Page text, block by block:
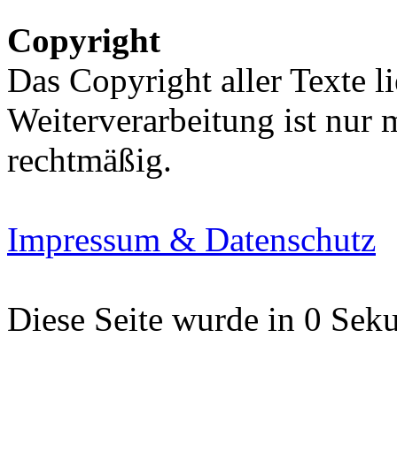
Copyright
Das Copyright aller Texte
Weiterverarbeitung ist nur
rechtmäßig.
Impressum & Datenschutz
Diese Seite wurde in 0